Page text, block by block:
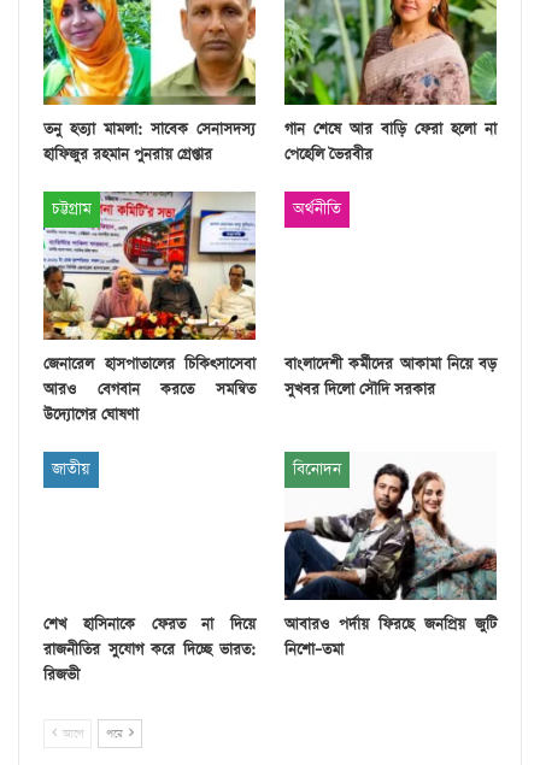
তনু হত্যা মামলা: সাবেক সেনাসদস্য
হাফিজুর রহমান পুনরায় গ্রেপ্তার
গান শেষে আর বাড়ি ফেরা হলো না
পেহেলি ভৈরবীর
চট্টগ্রাম
জেনারেল হাসপাতালের চিকিৎসাসেবা
আরও বেগবান করতে সমন্বিত
উদ্যোগের ঘোষণা
অর্থনীতি
বাংলাদেশী কর্মীদের আকামা নিয়ে বড়
সুখবর দিলো সৌদি সরকার
জাতীয়
শেখ হাসিনাকে ফেরত না দিয়ে
রাজনীতির সুযোগ করে দিচ্ছে ভারত:
রিজভী
বিনোদন
আবারও পর্দায় ফিরছে জনপ্রিয় জুটি
নিশো–তমা
আগে পরে